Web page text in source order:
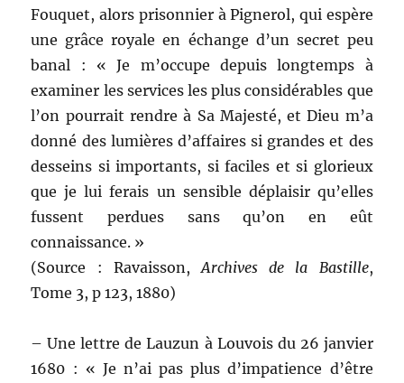
Fouquet, alors prisonnier à Pignerol, qui espère
une grâce royale en échange d’un secret peu
banal : « Je m’occupe depuis longtemps à
examiner les services les plus considérables que
l’on pourrait rendre à Sa Majesté, et Dieu m’a
donné des lumières d’affaires si grandes et des
desseins si importants, si faciles et si glorieux
que je lui ferais un sensible déplaisir qu’elles
fussent perdues sans qu’on en eût
connaissance. »
(Source : Ravaisson, Archives de la Bastille,
Tome 3, p 123, 1880)
– Une lettre de Lauzun à Louvois du 26 janvier
1680 : « Je n’ai pas plus d’impatience d’être